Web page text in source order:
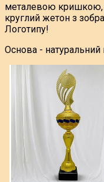
металевою кришкою,
круглий жетон з
Логотипу!
Основа -